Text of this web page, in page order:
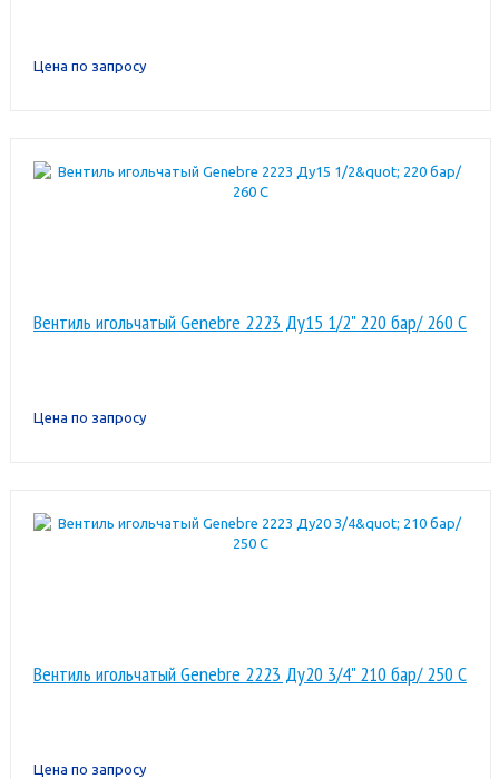
Цена по запросу
Вентиль игольчатый Genebre 2223 Ду15 1/2" 220 бар/ 260 С
Цена по запросу
Вентиль игольчатый Genebre 2223 Ду20 3/4" 210 бар/ 250 С
Цена по запросу